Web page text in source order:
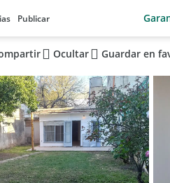
Publicar
Ocultar Guardar en